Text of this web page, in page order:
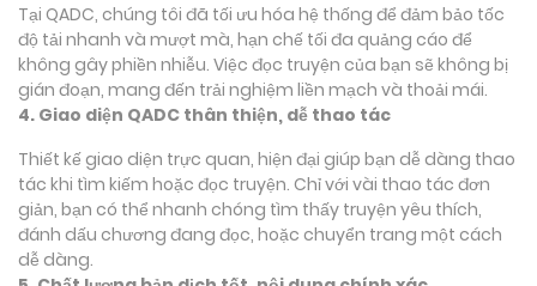
Tại QADC, chúng tôi đã tối ưu hóa hệ thống để đảm bảo tốc
độ tải nhanh và mượt mà, hạn chế tối đa quảng cáo để
không gây phiền nhiễu. Việc đọc truyện của bạn sẽ không bị
gián đoạn, mang đến trải nghiệm liền mạch và thoải mái.
4. Giao diện QADC thân thiện, dễ thao tác
Thiết kế giao diện trực quan, hiện đại giúp bạn dễ dàng thao
tác khi tìm kiếm hoặc đọc truyện. Chỉ với vài thao tác đơn
giản, bạn có thể nhanh chóng tìm thấy truyện yêu thích,
đánh dấu chương đang đọc, hoặc chuyển trang một cách
dễ dàng.